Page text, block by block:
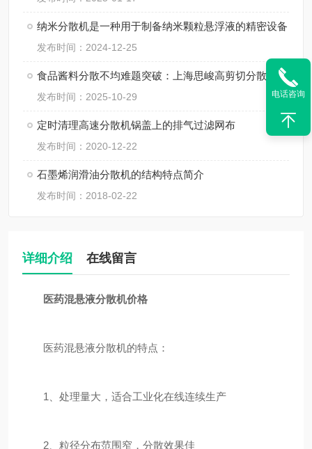
纳米分散机是一种用于制备纳米颗粒悬浮液的精密设备
发布时间：2024-12-25
食品酱料分散不均难题突破：上海思峻高剪切分散机的技术方案
发布时间：2025-10-29
定时清理高速分散机锅盖上的排气过滤网布
发布时间：2020-12-22
石墨烯润滑油分散机的结构特点简介
发布时间：2018-02-22
详细介绍 在线留言
医药混悬液分散机价格
医药混悬液分散机的特点：
1、处理量大，适合工业化在线连续生产
2、粒径分布范围窄，分散效果佳
电话咨询